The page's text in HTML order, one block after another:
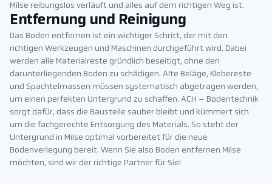
Milse reibungslos verläuft und alles auf dem richtigen Weg ist.
Entfernung und Reinigung
Das Boden entfernen ist ein wichtiger Schritt, der mit den
richtigen Werkzeugen und Maschinen durchgeführt wird. Dabei
werden alle Materialreste gründlich beseitigt, ohne den
darunterliegenden Boden zu schädigen. Alte Beläge, Klebereste
und Spachtelmassen müssen systematisch abgetragen werden,
um einen perfekten Untergrund zu schaffen. ACH – Bodentechnik
sorgt dafür, dass die Baustelle sauber bleibt und kümmert sich
um die fachgerechte Entsorgung des Materials. So steht der
Untergrund in Milse optimal vorbereitet für die neue
Bodenverlegung bereit. Wenn Sie also Boden entfernen Milse
möchten, sind wir der richtige Partner für Sie!